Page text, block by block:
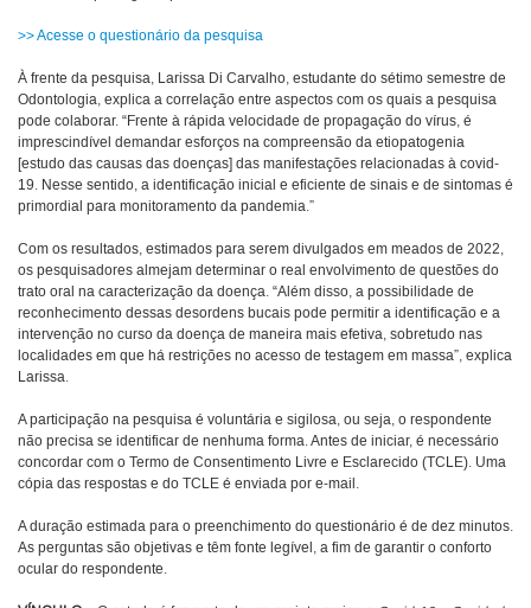
>> Acesse o questionário da pesquisa
À frente da pesquisa, Larissa Di Carvalho, estudante do sétimo semestre de
Odontologia, explica a correlação entre aspectos com os quais a pesquisa
pode colaborar. “Frente à rápida velocidade de propagação do vírus, é
imprescindível demandar esforços na compreensão da etiopatogenia
[estudo das causas das doenças] das manifestações relacionadas à covid-
19. Nesse sentido, a identificação inicial e eficiente de sinais e de sintomas é
primordial para monitoramento da pandemia.”
Com os resultados, estimados para serem divulgados em meados de 2022,
os pesquisadores almejam determinar o real envolvimento de questões do
trato oral na caracterização da doença. “Além disso, a possibilidade de
reconhecimento dessas desordens bucais pode permitir a identificação e a
intervenção no curso da doença de maneira mais efetiva, sobretudo nas
localidades em que há restrições no acesso de testagem em massa”, explica
Larissa.
A participação na pesquisa é voluntária e sigilosa, ou seja, o respondente
não precisa se identificar de nenhuma forma. Antes de iniciar, é necessário
concordar com o Termo de Consentimento Livre e Esclarecido (TCLE). Uma
cópia das respostas e do TCLE é enviada por e-mail.
A duração estimada para o preenchimento do questionário é de dez minutos.
As perguntas são objetivas e têm fonte legível, a fim de garantir o conforto
ocular do respondente.